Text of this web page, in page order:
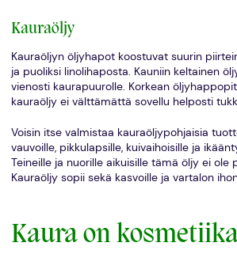
Kauraöljy
Kauraöljyn öljyhapot koostuvat suurin
ja puoliksi linolihaposta. Kauniin keltainen
vienosti kaurapuurolle. Korkean
kauraöljy ei välttämättä sovellu helposti
Voisin itse valmistaa kauraöljypohjaisia
vauvoille, pikkulapsille, kuivaihoisille ja
Teineille ja nuorille aikuisille tämä öljy ei ole
Kauraöljy sopii sekä kasvoille ja vartalon
Kaura on